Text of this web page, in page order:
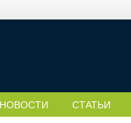
НОВОСТИ СТАТЬИ